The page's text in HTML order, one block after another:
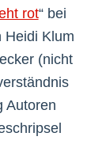
rot“ bei
Heidi Klum
(nicht
Autoren